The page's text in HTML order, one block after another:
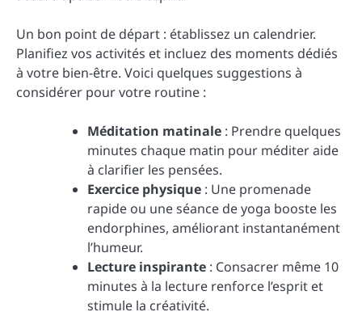
Un bon point de départ : établissez un calendrier.
Planifiez vos activités et incluez des moments dédiés
à votre bien-être. Voici quelques suggestions à
considérer pour votre routine :
Méditation matinale : Prendre quelques
minutes chaque matin pour méditer aide
à clarifier les pensées.
Exercice physique : Une promenade
rapide ou une séance de yoga booste les
endorphines, améliorant instantanément
l’humeur.
Lecture inspirante : Consacrer même 10
minutes à la lecture renforce l’esprit et
stimule la créativité.